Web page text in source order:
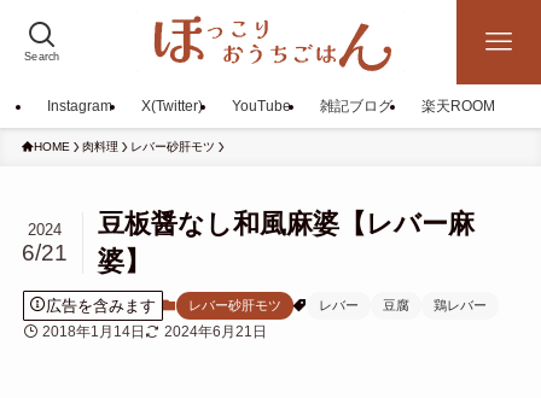
Search
Instagram X(Twitter) YouTube 雑記ブログ 楽天ROOM
HOME 肉料理 レバー砂肝モツ
豆板醤なし和風麻婆【レバー麻
婆】
2024
6/21
広告を含みます レバー砂肝モツ レバー 豆腐 鶏レバー
2018年1月14日 2024年6月21日